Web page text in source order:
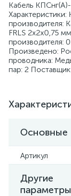
Кабель
производителя:
FRLS 2x2x0,75
производителя:
Произведено:
проводника:
пар: 2
Основные
Артикул
Другие
параметры